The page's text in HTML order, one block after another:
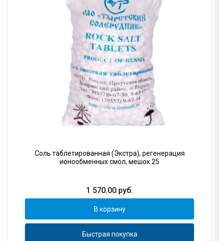
Соль таблетированная (Экстра), регенерация
ионообменных смол, мешок 25
1 570.00 руб.
В корзину
Быстрая покупка